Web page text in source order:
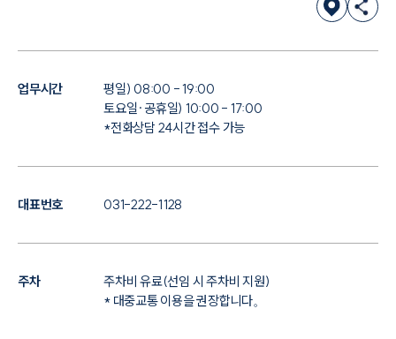
업무시간
평일) 08:00 - 19:00
토요일·공휴일) 10:00 - 17:00
*전화상담 24시간 접수 가능
대표번호 031-222-1128
주차
주차비 유료(선임 시 주차비 지원)
* 대중교통 이용을 권장합니다。